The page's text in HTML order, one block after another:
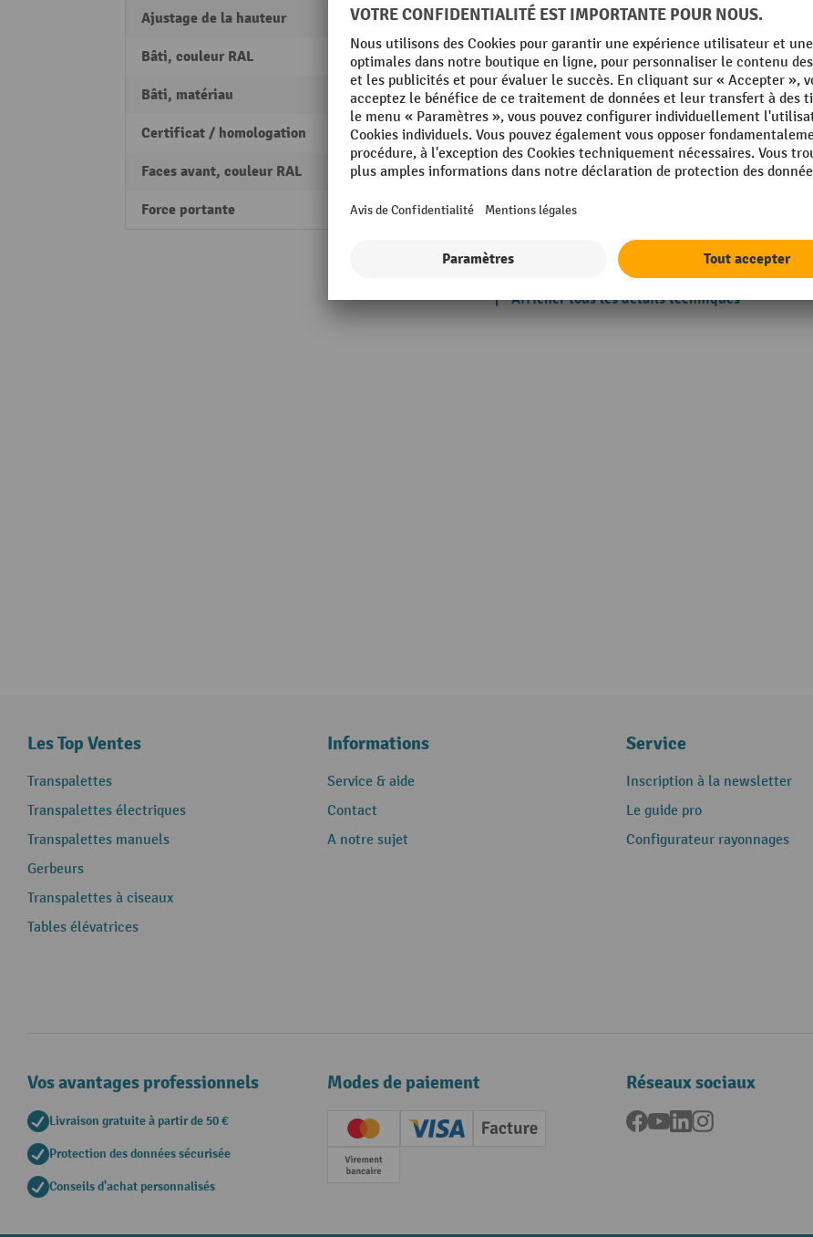
Ajustage de la hauteur oui
Bâti, couleur RAL RAL 7035 gris clair
Bâti, matériau Acier profilé
Certificat / homologation PEFC
Faces avant, couleur RAL RAL 5010 bleu gentiane
Force portante 750 kg
Planche de travail, surface
Planche de travail, épaisseur
Poids propre
Profondeur
Propriétés techniques
Afficher tous les détails techniques
Les Top Ventes
Transpalettes
Transpalettes électriques
Transpalettes manuels
Gerbeurs
Transpalettes à ciseaux
Tables élévatrices
Informations
Service & aide
Contact
A notre sujet
Service
Inscription à la newsletter
Le guide pro
Configurateur rayonnages
Vos avantages professionnels
Livraison gratuite à partir de 50 €
Protection des données sécurisée
Conseils d'achat personnalisés
Modes de paiement
Creditcard (Master)Creditcard (Visa)
Facture
Paiement anticipé
Réseaux sociaux
Facebook
YouTubeLinkedInInstagram